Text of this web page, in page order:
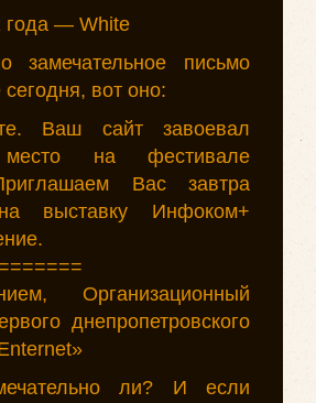
года — White
замечательное письмо
вот оно:
Ваш сайт завоевал
место на фестивале
Вас завтра
выставку Инфоком+
Организационный
днепропетровского
ли? И если